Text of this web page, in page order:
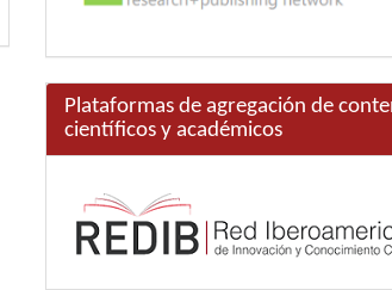
Plataformas de agregación de
científicos y académicos